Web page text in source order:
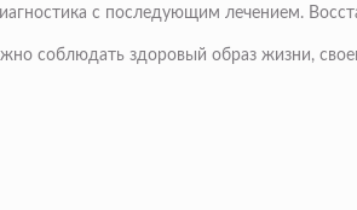
с последующим лечением.
соблюдать здоровый образ жизни,